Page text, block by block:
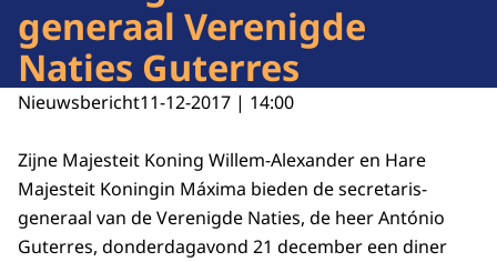
generaal Verenigde
Naties Guterres
Nieuwsbericht11-12-2017 | 14:00
Zijne Majesteit Koning Willem-Alexander en Hare
Majesteit Koningin Máxima bieden de secretaris-
generaal van de Verenigde Naties, de heer António
Guterres, donderdagavond 21 december een diner